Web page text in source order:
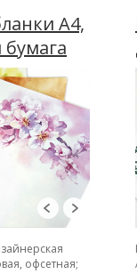
А4,
бумага
офсетная;